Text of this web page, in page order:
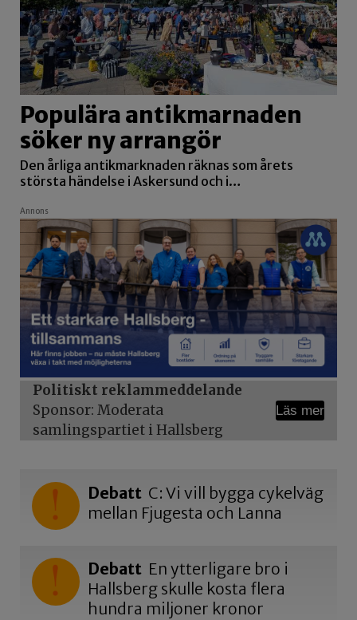
Populära antikmarnaden
söker ny arrangör
Den årliga antikmarknaden räknas som årets
största händelse i Askersund och i…
Annons
Politiskt reklammeddelande
Sponsor: Moderata
samlingspartiet i Hallsberg
Läs mer
Debatt C: Vi vill bygga cykelväg
mellan Fjugesta och Lanna
Debatt En ytterligare bro i
Hallsberg skulle kosta flera
hundra miljoner kronor